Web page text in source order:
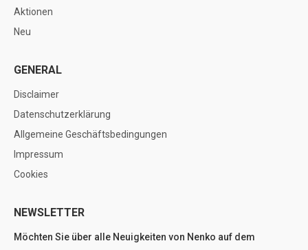
Aktionen
Neu
GENERAL
Disclaimer
Datenschutzerklärung
Allgemeine Geschäftsbedingungen
Impressum
Cookies
NEWSLETTER
Möchten Sie über alle Neuigkeiten von Nenko auf dem